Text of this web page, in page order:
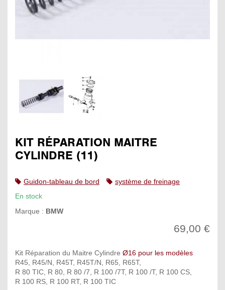
KIT RÉPARATION MAITRE
CYLINDRE (11)
Guidon-tableau de bord
système de freinage
En stock
Marque : BMW
69,00 €
Kit Réparation du Maitre Cylindre Ø16 pour les modèles
R45, R45/N, R45T, R45T/N, R65, R65T,
R 80 TIC, R 80, R 80 /7, R 100 /7T, R 100 /T, R 100 CS,
R 100 RS, R 100 RT, R 100 TIC